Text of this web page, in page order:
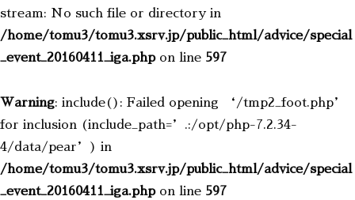
stream: No such file or directory in
/home/tomu3/tomu3.xsrv.jp/public_html/advice/special
_event_20160411_iga.phpon line 597
Warning: include(): Failed opening ‘/tmp2_foot.php’
for inclusion (include_path=’.:/opt/php-7.2.34-
4/data/pear’) in
/home/tomu3/tomu3.xsrv.jp/public_html/advice/special
_event_20160411_iga.phpon line 597